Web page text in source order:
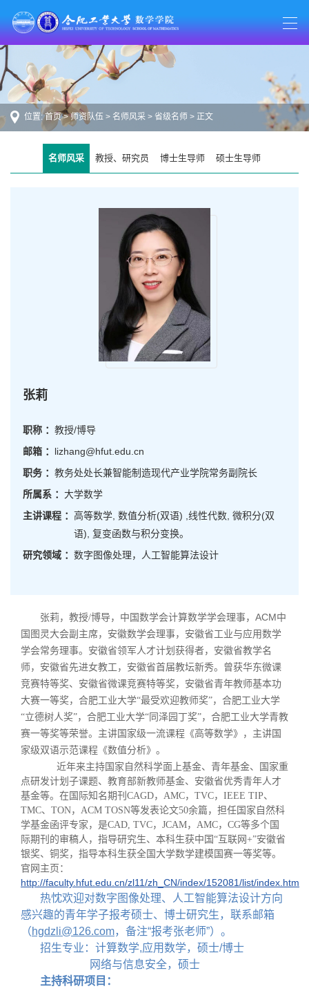
位置:首页>师资队伍 > 名师风采 > 省级名师 > 正文
名师风采 教授、研究员 博士生导师 硕士生导师
张莉
职称 ： 教授/博导
邮箱 ： lizhang@hfut.edu.cn
职务 ： 教务处处长兼智能制造现代产业学院常务副院长
所属系 ： 大学数学
主讲课程 ： 高等数学, 数值分析(双语) ,线性代数, 微积分(双
语), 复变函数与积分变换。
研究领域 ： 数字图像处理，人工智能算法设计
张莉，教授/博导， 中国数学会计算数学学会理事， ACM中
国图灵大会副主席， 安徽数学会理事，安徽省工业与应用数学
学会常务理事。 安徽省领军人才计划获得者，安徽省教学名
师，安徽省先进女教工，安徽省首届教坛新秀。曾获华东微课
竞赛特等奖、安徽省微课竞赛特等奖，安徽省青年教师基本功
大赛一等奖，合肥工业大学“最受欢迎教师奖”，合肥工业大学
“立德树人奖”，合肥工业大学“同泽园丁奖”，合肥工业大学青教
赛一等奖等荣誉。主讲国家级一流课程《高等数学》，主讲国
家级双语示范课程《数值分析》。
近年来主持国家自然科学面上基金、青年基金、国家重
点研发计划子课题、教育部新教师基金、安徽省优秀青年人才
基金等。在国际知名期刊 CAGD， AMC， TVC， IEEE TIP、
TMC、 TON， ACM TOSN等发表论文50余篇，担任国家自然科
学基金函评专家，是CAD, TVC， JCAM， AMC， CG等多个国
际期刊的审稿人，指导研究生、本科生获中国“互联网+”安徽省
银奖、铜奖，指导本科生获全国大学数学建模国赛一等奖等。
官网主页：
http://faculty.hfut.edu.cn/zl11/zh_CN/index/152081/list/index.htm
热忱欢迎对数字图像处理、人工智能算法设计方向
感兴趣的青年学子报考硕士、博士研究生，联系邮箱
（hgdzli@126.com，备注“报考张老师”）。
招生专业：计算数学,应用数学，硕士/博士
网络与信息安全，硕士
主持科研项目：